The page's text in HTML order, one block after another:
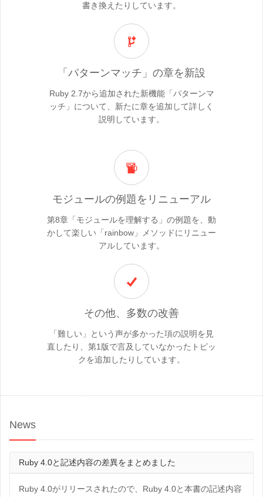
書き換えたりしています。
「パターンマッチ」の章を新設
Ruby 2.7から追加された新機能「パターンマ
ッチ」について、新たに章を追加して詳しく
説明しています。
モジュールの例題をリニューアル
第8章「モジュールを理解する」の例題を、動
かして楽しい「rainbow」メソッドにリニュー
アルしています。
その他、多数の改善
「難しい」という声が多かった項の説明を見
直したり、第1版で言及していなかったトピッ
クを追加したりしています。
News
Ruby 4.0と記述内容の差異をまとめました
Ruby 4.0がリリースされたので、Ruby 4.0と本書の記述内容